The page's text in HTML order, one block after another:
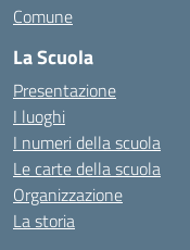
Comune
La Scuola
Presentazione
I luoghi
I numeri della scuola
Le carte della scuola
Organizzazione
La storia